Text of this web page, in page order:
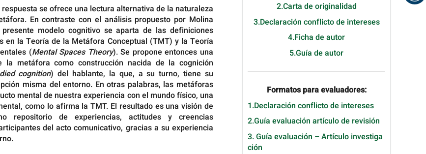
se ofrece una lectura alternativa de la naturaleza
En contraste con el análisis propuesto por Molina
modelo cognitivo se aparta de las definiciones
en la Teoría de la Metáfora Conceptual (TMT) y la Teoría
(Mental Spaces Theory). Se propone entonces una
la metáfora como construcción nacida de la cognición
cognition) del hablante, la que, a su turno, tiene su
misma del entorno. En otras palabras, las metáforas
mental de nuestra experiencia con el mundo físico, una
como lo afirma la TMT. El resultado es una visión de
repositorio de experiencias, actitudes y creencias
del acto comunicativo, gracias a su experiencia
2.Carta de originalidad
3.Declaración conflicto de intereses
4.Ficha de autor
5.Guía de autor
Formatos para evaluadores:
1.Declaración conflicto de intereses
2.Guía evaluación artículo de revisión
3. Guía evaluación – Artículo investiga
ción